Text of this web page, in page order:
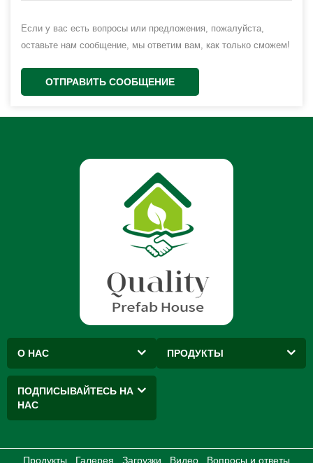
Если у вас есть вопросы или предложения, пожалуйста,
оставьте нам сообщение, мы ответим вам, как только сможем!
ОТПРАВИТЬ СООБЩЕНИЕ
О НАС ПРОДУКТЫ
ПОДПИСЫВАЙТЕСЬ НА
НАС
Продукты Галерея Загрузки Видео Вопросы и ответы